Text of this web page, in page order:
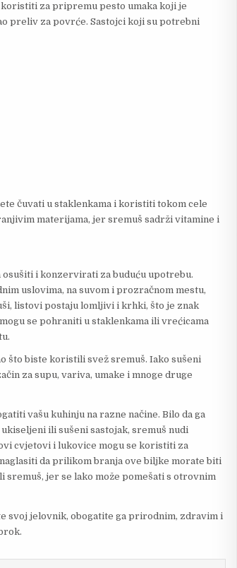
za pripremu pesto umaka koji je
preliv za povrće. Sastojci koji su potrebni
čuvati u staklenkama i koristiti tokom cele
materijama, jer sremuš sadrži vitamine i
osušiti i konzervirati za buduću upotrebu.
uslovima, na suvom i prozračnom mestu,
listovi postaju lomljivi i krhki, što je znak
se pohraniti u staklenkama ili vrećicama
što biste koristili svež sremuš. Iako sušeni
za supu, variva, umake i mnoge druge
vašu kuhinju na razne načine. Bilo da ga
ili sušeni sastojak, sremuš nudi
cvjetovi i lukovice mogu se koristiti za
da prilikom branja ove biljke morate biti
jer se lako može pomešati s otrovnim
svoj jelovnik, obogatite ga prirodnim, zdravim i